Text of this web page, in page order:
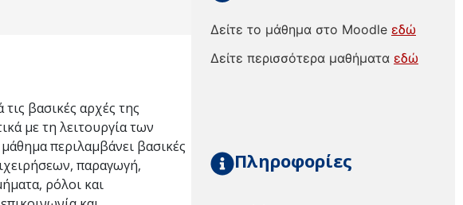
βασικές αρχές της
με τη λειτουργία των
περιλαμβάνει βασικές
παραγωγή,
ρόλοι και
Δείτε το μάθημα στο Moodle εδώ
Δείτε περισσότερα μαθήματα εδώ
Πληροφορίες